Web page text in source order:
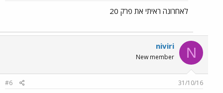
לאחרונה ראיתי את פרק 20
N
niviri
New member
31/10/16
#6